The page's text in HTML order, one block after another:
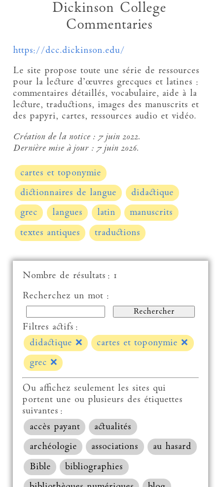
Dickinson College
Commentaries
https://dcc.dickinson.edu/
Le site propose toute une série de ressources
pour la lecture d’œuvres grecques et latines :
commentaires détaillés, vocabulaire, aide à la
lecture, traductions, images des manuscrits et
des papyri, cartes, ressources audio et vidéo.
Création de la notice : 7 juin 2022.
Dernière mise à jour : 7 juin 2026.
cartes et toponymie
dictionnaires de langue
didactique
grec
langues latin
manuscrits
textes antiques
traductions
Nombre de résultats : 1
Recherchez un mot :
Filtres actifs :
didactique ❌ cartes et toponymie❌
grec ❌
Ou affichez seulement les sites qui
portent une ou plusieurs des étiquettes
suivantes :
accès payant
actualités
archéologie
associations
au hasard
Bible
bibliographies